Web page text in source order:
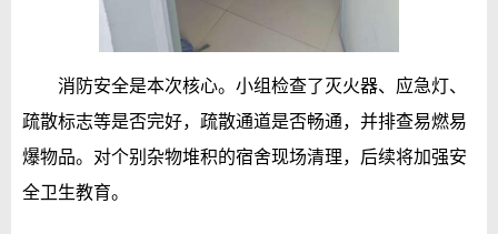
消防安全是本次核心。小组检查了灭火器、应急灯、
疏散标志等是否完好，疏散通道是否畅通，并排查易燃易
爆物品。对个别杂物堆积的宿舍现场清理，后续将加强安
全卫生教育。